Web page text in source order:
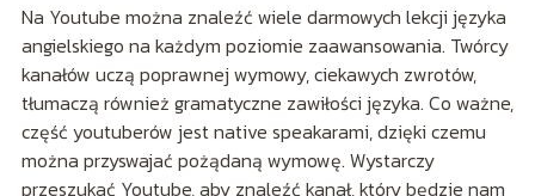
Na Youtube można znaleźć wiele darmowych lekcji języka
angielskiego na każdym poziomie zaawansowania. Twórcy
kanałów uczą poprawnej wymowy, ciekawych zwrotów,
tłumaczą również gramatyczne zawiłości języka. Co ważne,
część youtuberów jest native speakarami, dzięki czemu
można przyswajać pożądaną wymowę. Wystarczy
przeszukać Youtube, aby znaleźć kanał, który będzie nam